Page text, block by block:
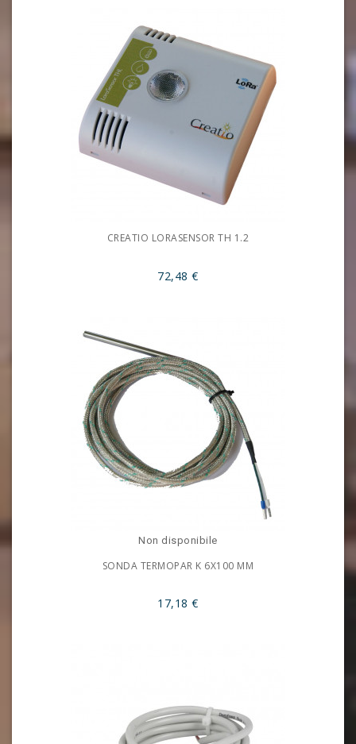
CREATIO LORASENSOR TH 1.2
72,48 €
Non disponibile
SONDA TERMOPAR K 6X100 MM
17,18 €